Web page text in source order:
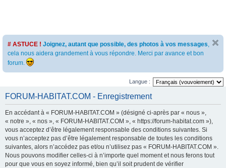
# ASTUCE ! Joignez, autant que possible, des photos à vos messages,
cela nous aidera grandement à vous répondre. Merci par avance et bon
forum.
Langue :
FORUM-HABITAT.COM - Enregistrement
En accédant à « FORUM-HABITAT.COM » (désigné ci-après par « nous »,
« notre », « nos », « FORUM-HABITAT.COM », « https://forum-habitat.com »),
vous acceptez d’être légalement responsable des conditions suivantes. Si
vous n’acceptez pas d’être légalement responsable de toutes les conditions
suivantes, alors n’accédez pas et/ou n’utilisez pas « FORUM-HABITAT.COM ».
Nous pouvons modifier celles-ci à n’importe quel moment et nous ferons tout
pour que vous en soyez informé, bien qu’il soit prudent de vérifier